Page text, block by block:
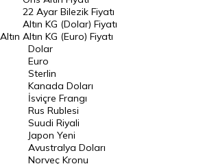
Dolar Kuru
Euro Kuru
Pound Kuru
Frank Kuru
Riyal Kuru
Avustralya Doları
Danimarka Kronu Kuru
Altın
22 Ayar Bilezik Fiyatı
Altın KG (Dolar) Fiyatı
Altın KG (Euro) Fiyatı
Dolar
Euro
Sterlin
Kanada Doları
İsviçre Frangı
Rus Rublesi
Suudi Riyali
Japon Yeni
Avustralya Doları
Norveç Kronu